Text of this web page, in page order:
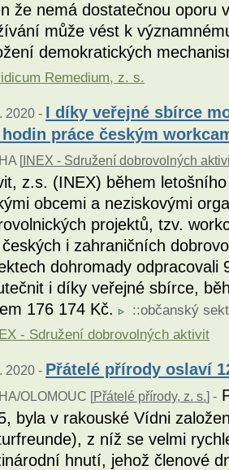
že nemá dostatečnou oporu
může vést k
demokratických
Remedium, z. s.
2020 - I díky veřejné sbírce
hodin práce českým
[INEX - Sdružení dobrovolných
z.s. (INEX) během
obcemi a neziskovými
projektů, tzv.
i zahraničních
dohromady odpracovali
i díky veřejné sbírce,
176 174 Kč.
::občanský
- Sdružení dobrovolných aktivit
2020 - Přátelé přírody oslaví
OLOMOUC [Přátelé přírody, z. s.] -
byla v rakouské Vídni
z níž se velmi
hnutí, jehož členové